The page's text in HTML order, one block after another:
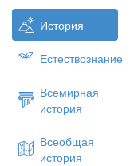
История
Естествознание
Всемирная
история
Всеобщая
история